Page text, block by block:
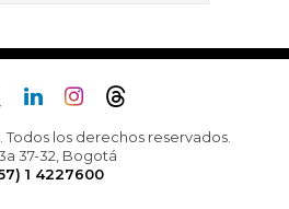
Todos los derechos reservados.
37-32, Bogotá
1 4227600